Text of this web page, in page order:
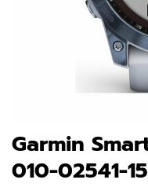
Garmin
010-02541-15